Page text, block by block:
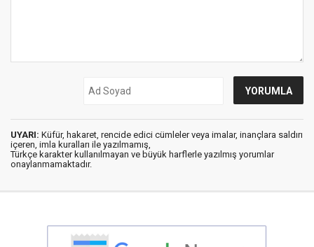
UYARI: Küfür, hakaret, rencide edici cümleler veya imalar, inançlara saldırı
içeren, imla kuralları ile yazılmamış,
Türkçe karakter kullanılmayan ve büyük harflerle yazılmış yorumlar
onaylanmamaktadır.